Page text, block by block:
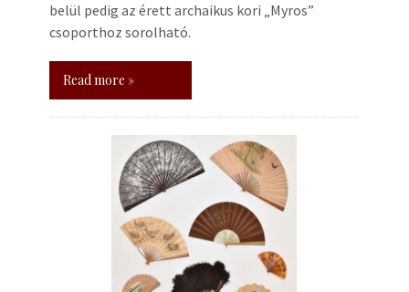
belül pedig az érett archaikus kori „Myros”
csoporthoz sorolható.
Read more »